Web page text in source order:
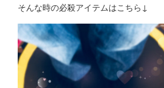
そんな時の必殺アイテムはこちら↓